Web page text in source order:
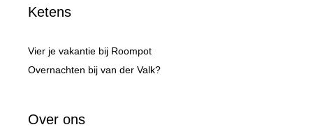
Ketens
Vier je vakantie bij Roompot
Overnachten bij van der Valk?
Over ons